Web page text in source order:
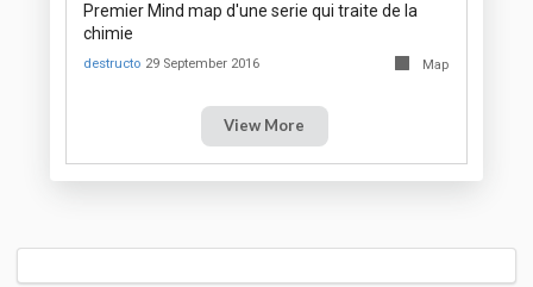
Premier Mind map d'une serie qui traite de la
chimie
destructo 29 September 2016 Map
View More